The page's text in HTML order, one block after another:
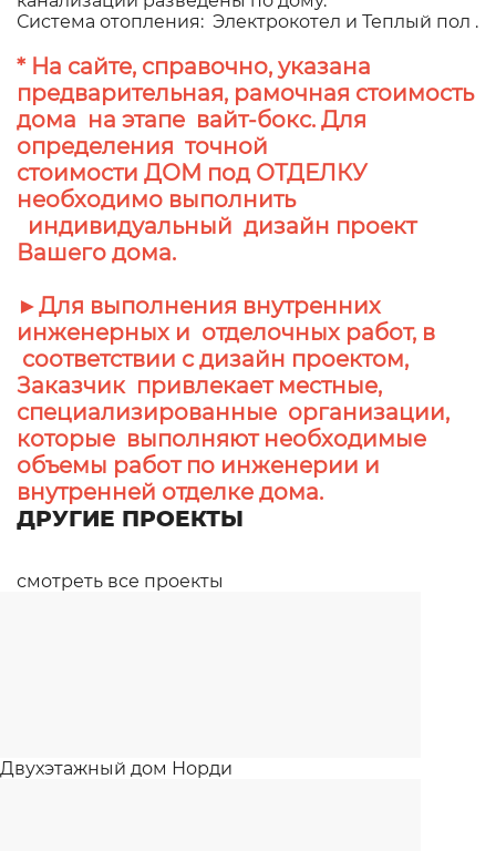
Система отопления: Электрокотел и Теплый пол .
* На сайте, справочно, указана
предварительная, рамочная стоимость
дома на этапе вайт-бокс. Для
определения точной
стоимости ДОМ под ОТДЕЛКУ
необходимо выполнить
индивидуальный дизайн проект
Вашего дома.
►Для выполнения внутренних
инженерных и отделочных работ, в
соответствии с дизайн проектом,
Заказчик привлекает местные,
специализированные организации,
которые выполняют необходимые
объемы работ по инженерии и
внутренней отделке дома.
ДРУГИЕ ПРОЕКТЫ
смотреть все проекты
Двухэтажный дом Норди